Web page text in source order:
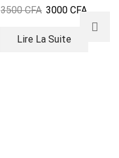
3500CFA 3000 CFA
Lire La Suite